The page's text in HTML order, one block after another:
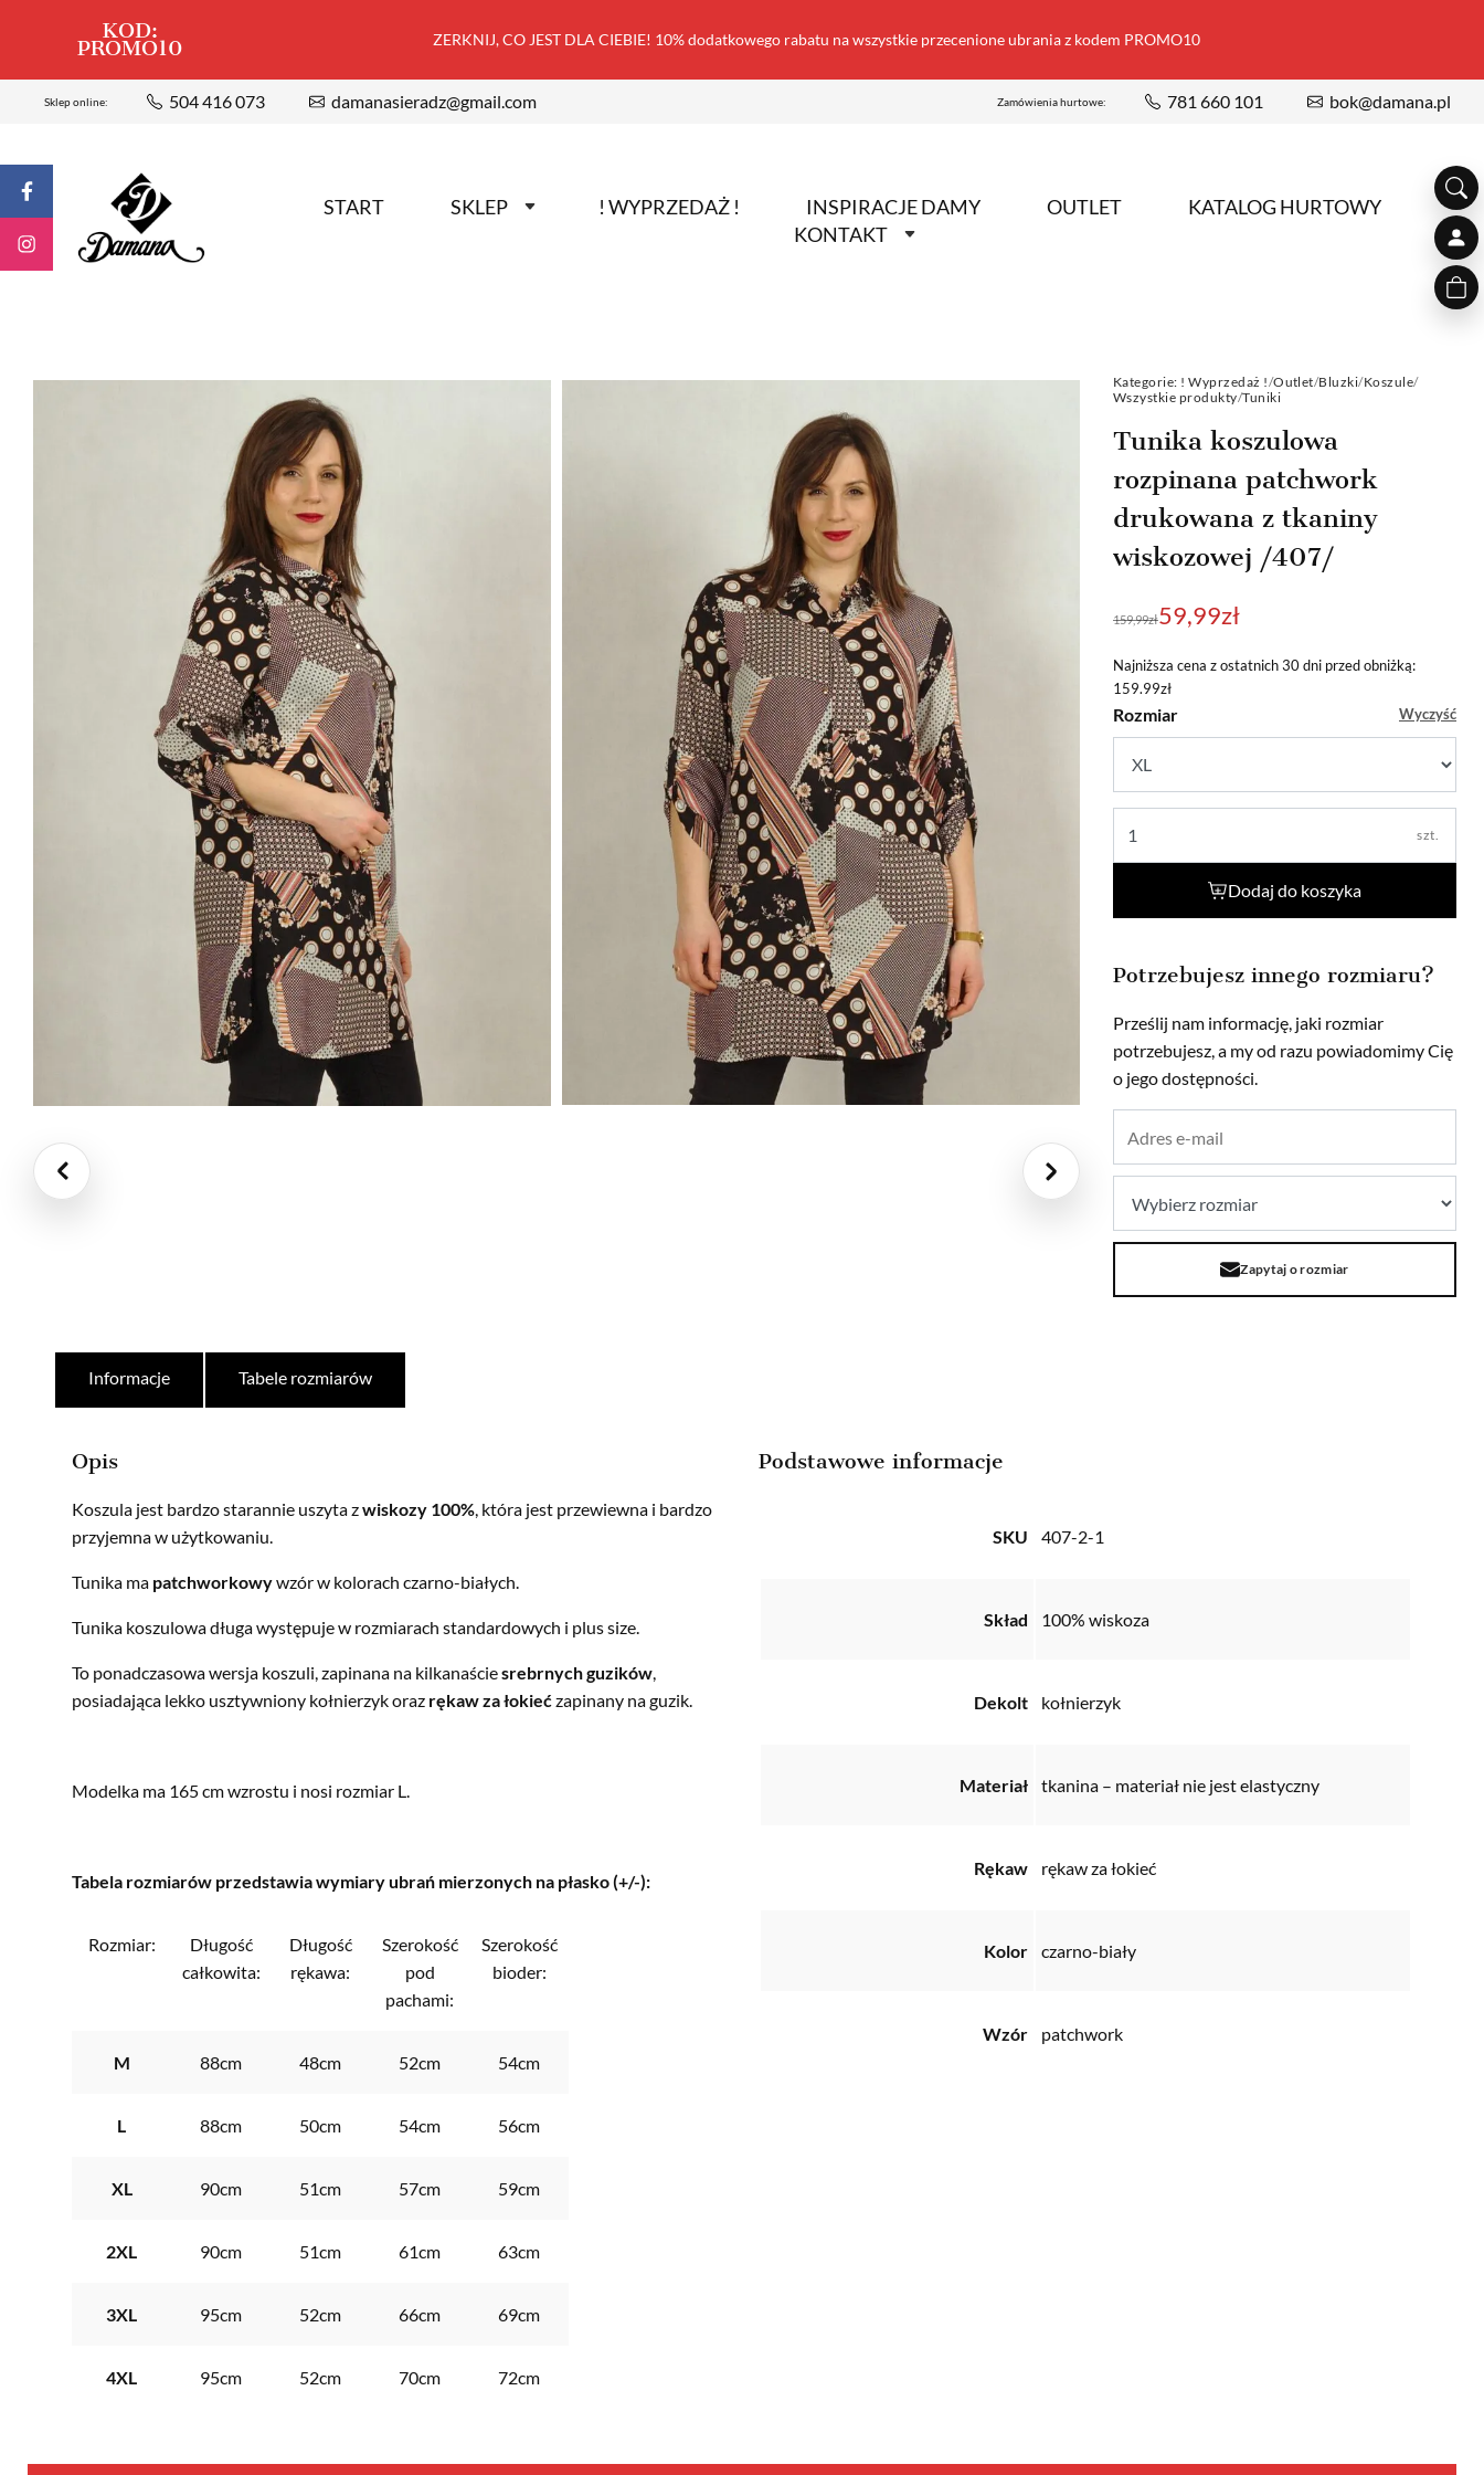
KOD:
PROMO10 ZERKNIJ, CO JEST DLA CIEBIE! 10% dodatkowego rabatu na wszystkie przecenione ubrania z kodem PROMO10
Sklep online: 504 416 073 damanasieradz@gmail.com Zamówienia hurtowe: 781 660 101 bok@damana.pl
START SKLEP ! WYPRZEDAŻ ! INSPIRACJE DAMY OUTLET
KATALOG HURTOWY
KONTAKT
Kategorie: ! Wyprzedaż !/Outlet/Bluzki/Koszule/
Wszystkie produkty/Tuniki
Tunika koszulowa
rozpinana patchwork
drukowana z tkaniny
wiskozowej /407/
159,99zł
Pierwotna
wynosiła:
159,99zł.
59,99zł
Aktualna
wynosi:
59,99zł.
Najniższa cena z ostatnich 30 dni przed obniżką:
159.99zł
Rozmiar Wyczyść
szt.
Dodaj do koszyka
Potrzebujesz innego rozmiaru?
Prześlij nam informację, jaki rozmiar
potrzebujesz, a my od razu powiadomimy Cię
o jego dostępności.
Zapytaj o rozmiar
Informacje Tabele rozmiarów
Opis
Koszula jest bardzo starannie uszyta zwiskozy 100%, która jest przewiewna i bardzo
przyjemna w użytkowaniu.
Tunika ma patchworkowywzór w kolorach czarno-białych.
Tunika koszulowa długa występuje w rozmiarach standardowych i plus size.
To ponadczasowa wersja koszuli, zapinana na kilkanaściesrebrnych guzików,
posiadająca lekko usztywniony kołnierzyk oraz rękaw za łokiećzapinany na guzik.
Modelka ma 165 cm wzrostu i nosi rozmiar L.
Tabela rozmiarów przedstawia wymiary ubrań mierzonych na płasko (+/-):
Rozmiar:
Długość
całkowita:
Długość
rękawa:
Szerokość
pod
pachami:
Szerokość
bioder:
M 88cm 48cm 52cm 54cm
L 88cm 50cm 54cm 56cm
XL 90cm 51cm 57cm 59cm
2XL 90cm 51cm 61cm 63cm
3XL 95cm 52cm 66cm 69cm
4XL 95cm 52cm 70cm 72cm
Podstawowe informacje
SKU 407-2-1
Skład 100% wiskoza
Dekolt kołnierzyk
Materiał tkanina – materiał nie jest elastyczny
Rękaw rękaw za łokieć
Kolor czarno-biały
Wzór patchwork